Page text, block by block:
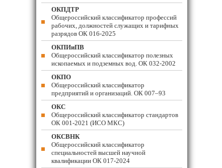
ОКПДТР
Общероссийский классификатор профессий
рабочих, должностей служащих и тарифных
разрядов ОК 016-2025
ОКПИиПВ
Общероссийский классификатор полезных
ископаемых и подземных вод. ОК 032-2002
ОКПО
Общероссийский классификатор
предприятий и организаций. ОК 007–93
ОКС
Общероссийский классификатор стандартов
ОК 001-2021 (ИСО МКС)
ОКСВНК
Общероссийский классификатор
специальностей высшей научной
квалификации ОК 017-2024